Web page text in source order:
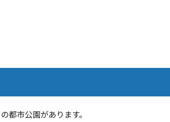
都市公園があります。